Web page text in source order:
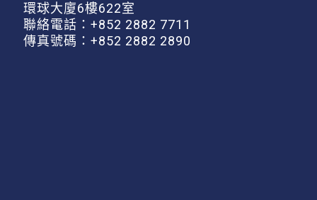
環球大廈6樓622室
聯絡電話： +852 2882 7711
傳真號碼：+852 2882 2890